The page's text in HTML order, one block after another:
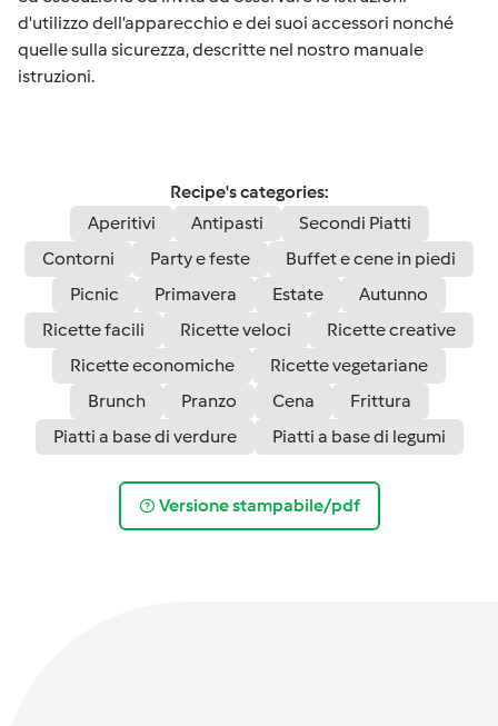
d'utilizzo dell’apparecchio e dei suoi accessori nonché
quelle sulla sicurezza, descritte nel nostro manuale
istruzioni.
Recipe's categories:
Aperitivi
Antipasti
Secondi Piatti
Contorni
Party e feste
Buffet e cene in piedi
Picnic
Primavera Estate
Autunno
Ricette facili
Ricette veloci
Ricette creative
Ricette economiche
Ricette vegetariane
Brunch
Pranzo Cena
Frittura
Piatti a base di verdure
Piatti a base di legumi
Versione stampabile/pdf